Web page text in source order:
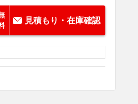
見積もり・在庫確認